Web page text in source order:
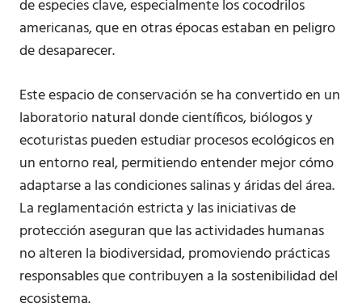
de especies clave, especialmente los cocodrilos
americanas, que en otras épocas estaban en peligro
de desaparecer.
Este espacio de conservación se ha convertido en un
laboratorio natural donde científicos, biólogos y
ecoturistas pueden estudiar procesos ecológicos en
un entorno real, permitiendo entender mejor cómo
adaptarse a las condiciones salinas y áridas del área.
La reglamentación estricta y las iniciativas de
protección aseguran que las actividades humanas
no alteren la biodiversidad, promoviendo prácticas
responsables que contribuyen a la sostenibilidad del